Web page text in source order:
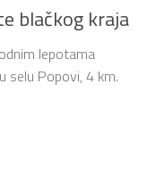
blačkog kraja
lepotama
selu Popovi, 4 km.